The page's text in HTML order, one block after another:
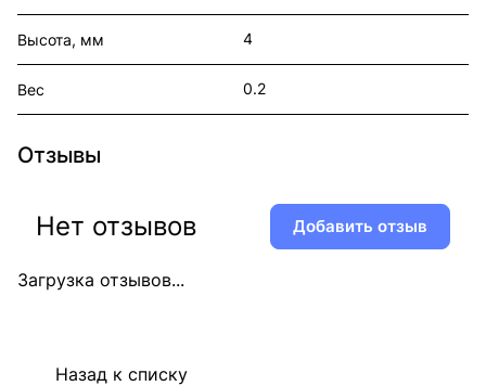
Высота, мм 4
Вес 0.2
Отзывы
Загрузка отзывов...
Нет отзывов Добавить отзыв
Назад к списку